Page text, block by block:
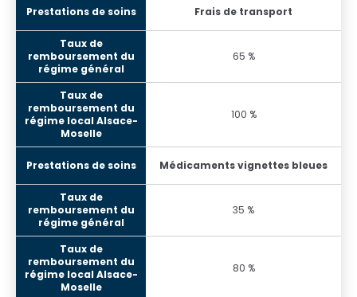
Frais de transport
65 %
100 %
Médicaments vignettes bleues
35 %
80 %